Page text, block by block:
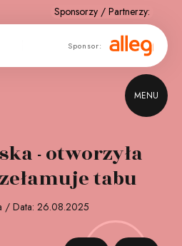
Sponsor:
MENU
- otworzyła
tabu
/ Data: 26.08.2025